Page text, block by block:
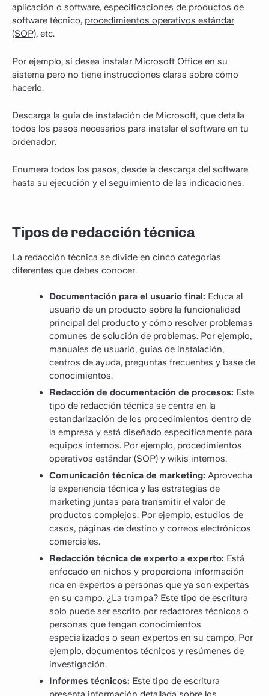
aplicación o software, especificaciones de productos de
software técnico, procedimientos operativos estándar
(SOP), etc.
Por ejemplo, si desea instalar Microsoft Office en su
sistema pero no tiene instrucciones claras sobre cómo
hacerlo.
Descarga la guía de instalación de Microsoft, que detalla
todos los pasos necesarios para instalar el software en tu
ordenador.
Enumera todos los pasos, desde la descarga del software
hasta su ejecución y el seguimiento de las indicaciones.
Tipos de redacción técnica
La redacción técnica se divide en cinco categorías
diferentes que debes conocer.
Documentación para el usuario final: Educa al
usuario de un producto sobre la funcionalidad
principal del producto y cómo resolver problemas
comunes de solución de problemas. Por ejemplo,
manuales de usuario, guías de instalación,
centros de ayuda, preguntas frecuentes y base de
conocimientos.
Redacción de documentación de procesos: Este
tipo de redacción técnica se centra en la
estandarización de los procedimientos dentro de
la empresa y está diseñado específicamente para
equipos internos. Por ejemplo, procedimientos
operativos estándar (SOP) y wikis internos.
Comunicación técnica de marketing: Aprovecha
la experiencia técnica y las estrategias de
marketing juntas para transmitir el valor de
productos complejos. Por ejemplo, estudios de
casos, páginas de destino y correos electrónicos
comerciales.
Redacción técnica de experto a experto: Está
enfocado en nichos y proporciona información
rica en expertos a personas que ya son expertas
en su campo. ¿La trampa? Este tipo de escritura
solo puede ser escrito por redactores técnicos o
personas que tengan conocimientos
especializados o sean expertos en su campo. Por
ejemplo, documentos técnicos y resúmenes de
investigación.
Informes técnicos: Este tipo de escritura